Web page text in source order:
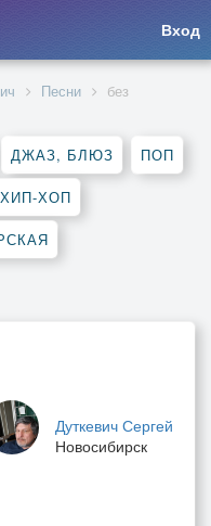
Вход
Песни
без
ДЖАЗ, БЛЮЗ ПОП
ХОП
Дуткевич Сергей
Новосибирск